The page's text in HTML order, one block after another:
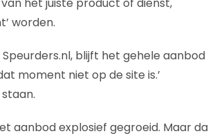
worden.
blijft het gehele aanbod
moment niet op de site is.’
aanbod explosief gegroeid. Maar